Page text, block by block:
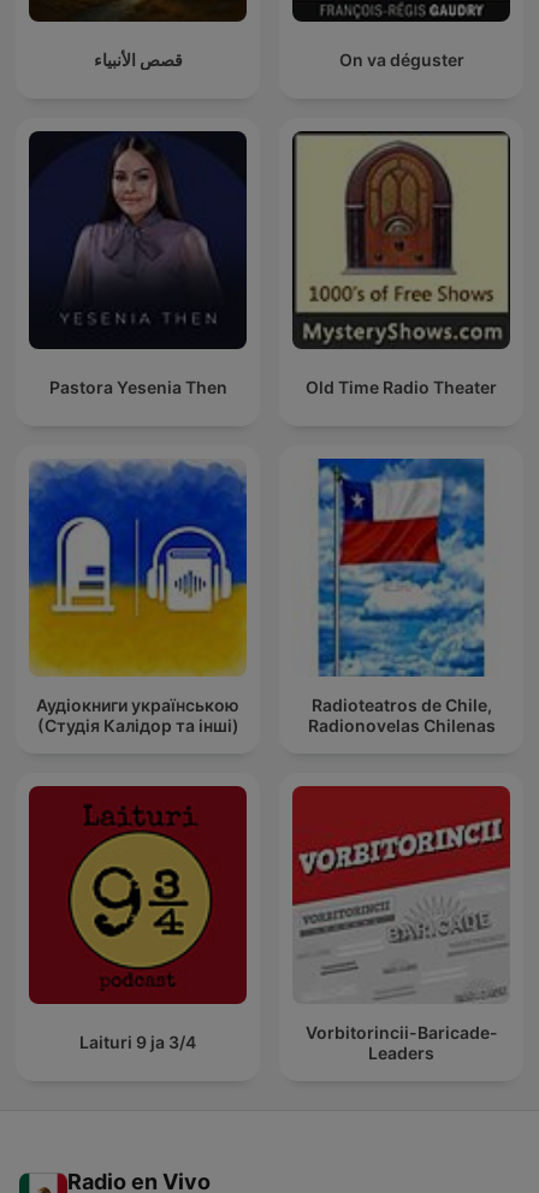
قصص الأنبياء On va déguster
Pastora Yesenia Then Old Time Radio Theater
Аудіокниги українською
(Студія Калідор та інші)
Radioteatros de Chile,
Radionovelas Chilenas
Laituri 9 ja 3/4
Vorbitorincii-Baricade-
Leaders
Radio en Vivo